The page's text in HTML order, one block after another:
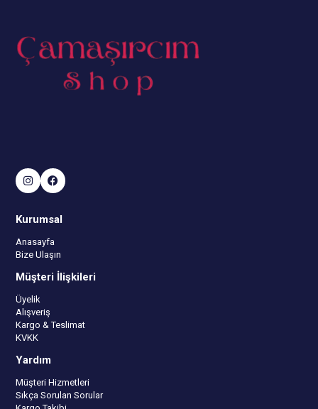
Kurumsal
Anasayfa
Bize Ulaşın
Müşteri İlişkileri
Üyelik
Alışveriş
Kargo & Teslimat
KVKK
Yardım
Müşteri Hizmetleri
Sıkça Sorulan Sorular